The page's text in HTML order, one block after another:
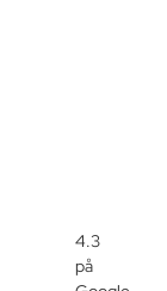
4.3
på